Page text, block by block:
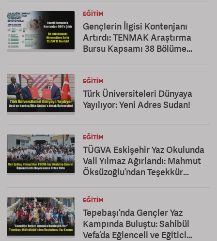
EĞITIM
Gençlerin İlgisi Kontenjanı
Artırdı: TENMAK Araştırma
Bursu Kapsamı 38 Bölüme
EĞITIM
Türk Üniversiteleri Dünyaya
Yayılıyor: Yeni Adres Sudan!
EĞITIM
TÜGVA Eskişehir Yaz Okulunda
Vali Yılmaz Ağırlandı: Mahmut
Öksüzoğlu’ndan Teşekkür
EĞITIM
Tepebaşı’nda Gençler Yaz
Kampında Buluştu: Sahibül
Vefa’da Eğlenceli ve Eğitici